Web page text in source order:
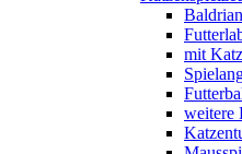
mit
weitere